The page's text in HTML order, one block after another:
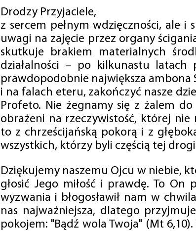
Drodzy Przyjaciele,
z sercem pełnym wdzięczności, ale i
uwagi na zajęcie przez organy
skutkuje brakiem materialnych
działalności – po kilkunastu
prawdopodobnie największa ambona
i na falach eteru, zakończyć nasze
Profeto. Nie żegnamy się z żalem
obrażeni na rzeczywistość, której
to z chrześcijańską pokorą i z
wszystkich, którzy byli częścią tej
Dziękujemy naszemu Ojcu w niebie,
głosić Jego miłość i prawdę. To On
wyzwania i błogosławił nam w
nas najważniejsza, dlatego
pokojem: "Bądź wola Twoja" (Mt